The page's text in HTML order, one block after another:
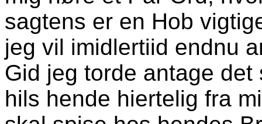
sagtens er en Hob
jeg vil imidlertiid endnu
Gid jeg torde antage
hils hende hiertelig fra